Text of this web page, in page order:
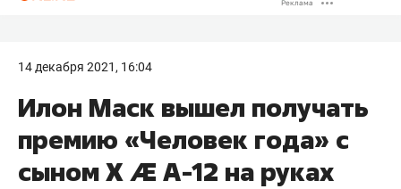
14 декабря 2021, 16:04
Илон Маск вышел получать
премию «Человек года» с
сыном X Æ A-12 на руках